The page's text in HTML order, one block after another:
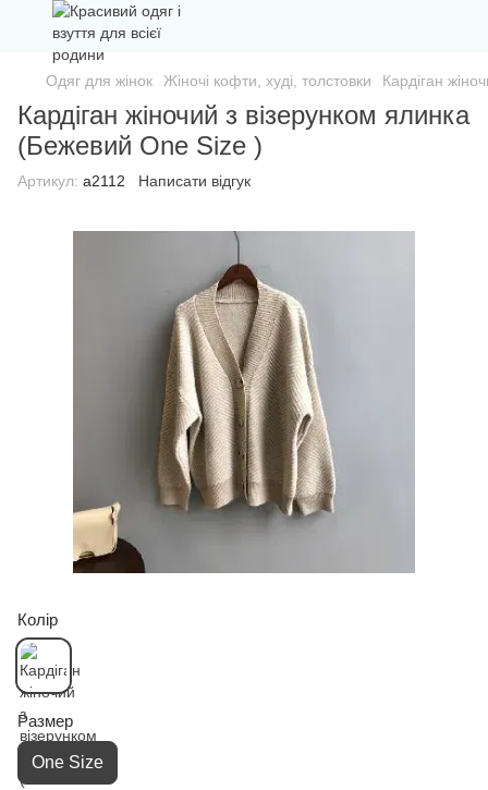
Одяг для жінок Жіночі кофти, худі, толстовки Кардіган
Кардіган жіночий з візерунком ялинка
(Бежевий One Size )
Артикул: а2112 Написати відгук
Колір
Размер
One Size